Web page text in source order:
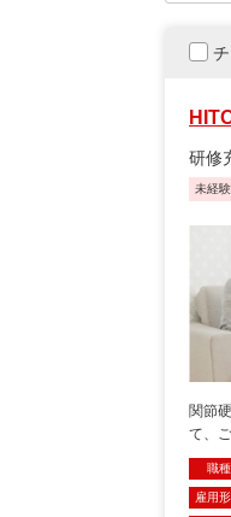
研修
未経
関節
て、
職種
雇用